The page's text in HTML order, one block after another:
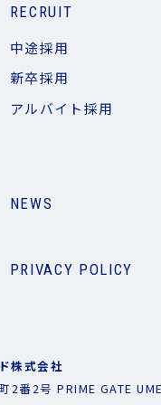
RECRUIT
中途採用
新卒採用
アルバイト採用
NEWS
PRIVACY POLICY
株式会社
2番2号 PRIME GATE